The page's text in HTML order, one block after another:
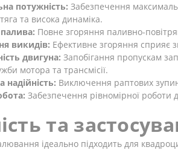
потужність: Забезпечення
та висока динаміка.
Повне згоряння паливно-
викидів: Ефективне згоряння сприяє
двигуна: Запобігання пропускам
мотора та трансмісії.
надійність: Виключення раптових
Забезпечення рівномірної роботи
та
ідеально підходить для